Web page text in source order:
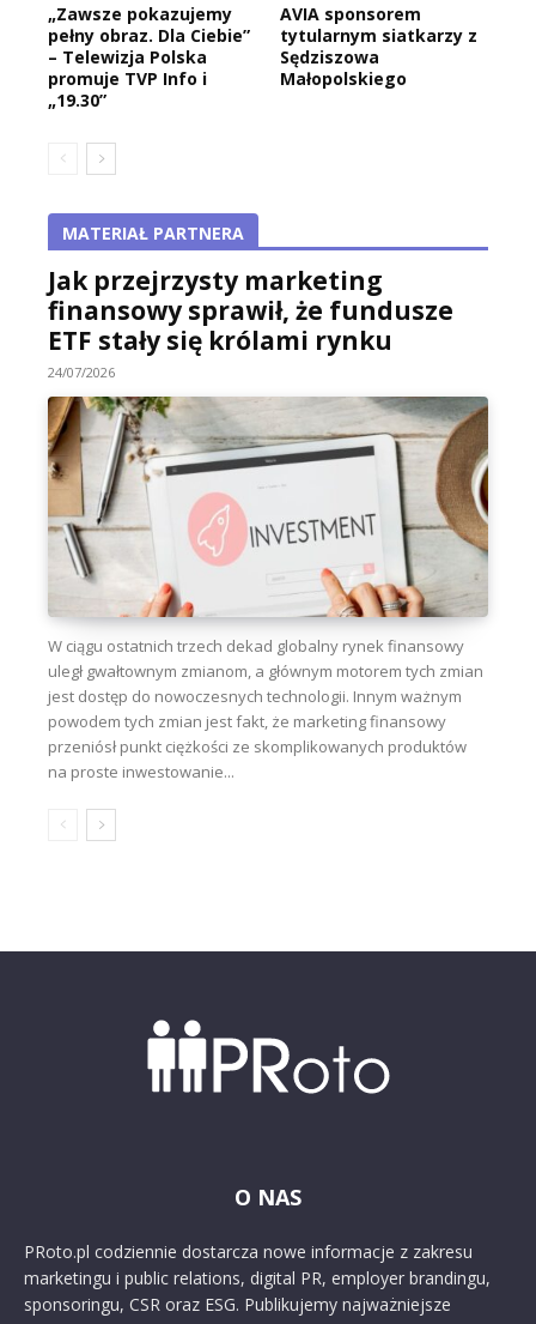
„Zawsze pokazujemy
pełny obraz. Dla Ciebie”
– Telewizja Polska
promuje TVP Info i
„19.30”
AVIA sponsorem
tytularnym siatkarzy z
Sędziszowa
Małopolskiego
MATERIAŁ PARTNERA
Jak przejrzysty marketing
finansowy sprawił, że fundusze
ETF stały się królami rynku
24/07/2026
W ciągu ostatnich trzech dekad globalny rynek finansowy
uległ gwałtownym zmianom, a głównym motorem tych zmian
jest dostęp do nowoczesnych technologii. Innym ważnym
powodem tych zmian jest fakt, że marketing finansowy
przeniósł punkt ciężkości ze skomplikowanych produktów
na proste inwestowanie...
O NAS
PRoto.pl codziennie dostarcza nowe informacje z zakresu
marketingu i public relations, digital PR, employer brandingu,
sponsoringu, CSR oraz ESG. Publikujemy najważniejsze